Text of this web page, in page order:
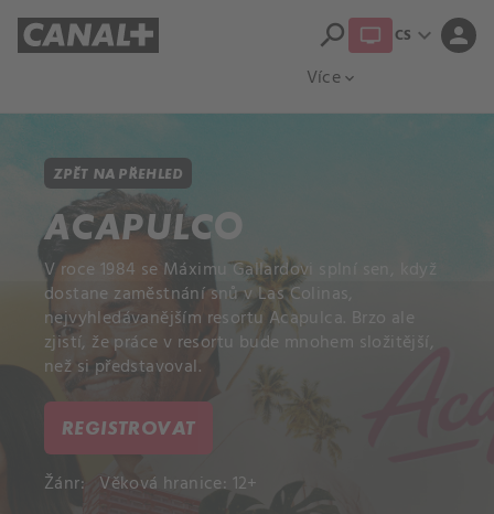
Více expand_more
search CS expand_more person
ZPĚT NA PŘEHLED
ACAPULCO
V roce 1984 se Máximu Gallardovi splní sen, když
dostane zaměstnání snů v Las Colinas,
nejvyhledávanějším resortu Acapulca. Brzo ale
zjistí, že práce v resortu bude mnohem složitější,
než si představoval.
REGISTROVAT
Žánr: Věková hranice: 12+